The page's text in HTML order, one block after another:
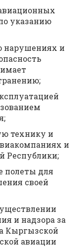
указанию
нарушениях и
технику и
и
Республики;
полеты для
своей
и надзора за
Кыргызской
авиации